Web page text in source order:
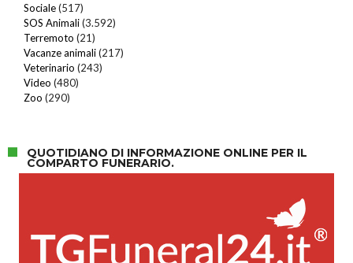
Sociale(517)
SOS Animali(3.592)
Terremoto (21)
Vacanze animali(217)
Veterinario (243)
Video (480)
Zoo (290)
QUOTIDIANO DI INFORMAZIONE ONLINE PER IL
COMPARTO FUNERARIO.